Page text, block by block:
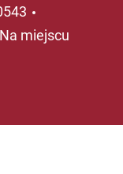
Na miejscu